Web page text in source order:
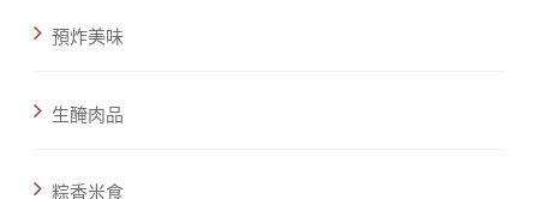
預炸美味
生醃肉品
粽香米食